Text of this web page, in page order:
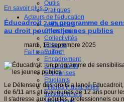
Outils
Pratiques
Acteurs de l'éducation
Animateurs
Chercheurs
Collectivités
Editeurs
EdTech
Encadrement
Enseignants
Entreprises
Etudiants
Filières industrielles
Institutionnels
En savoir plus...
Éducadroit : un programme de
au droit pour les jeunes publics
mardi, 16 septembre 2025
Fait marquant
Le Défenseur des droits a lancé
de 6/11 ans et aux jeunes de 12 ans pour
Il s'adresse aux adultes, professionnels